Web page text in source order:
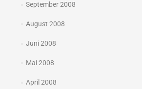
September 2008
August 2008
Juni 2008
Mai 2008
April 2008